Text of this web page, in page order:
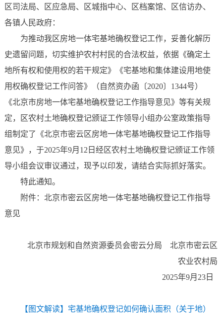
区司法局、区应急局、区城指中心、区档案馆、区信访办、
各镇人民政府：
为推动我区房地一体宅基地确权登记工作，妥善化解历
史遗留问题，切实维护农村村民的合法权益，依据《确定土
地所有权和使用权的若干规定》《宅基地和集体建设用地使
用权确权登记工作问答》（自然资办函〔2020〕1344号）
《北京市房地一体宅基地确权登记工作指导意见》等有关规
定，区农村土地确权登记颁证工作领导小组办公室政策指导
组制定了《北京市密云区房地一体宅基地确权登记工作指导
意见》，于2025年9月12日经区农村土地确权登记颁证工作领
导小组会议审议通过，现予以印发，请结合实际抓好落实。
特此通知。
附件：北京市密云区房地一体宅基地确权登记工作指导
意见
北京市规划和自然资源委员会密云分局 北京市密云区
农业农村局
2025年9月23日
【图文解读】宅基地确权登记如何确认面积（关于地）